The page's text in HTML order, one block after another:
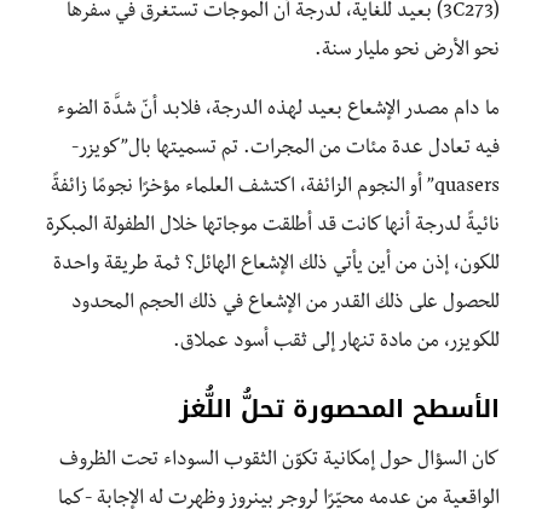
(3C273) بعيد للغاية، لدرجة أن الموجات تستغرق في سفرها
نحو الأرض نحو مليار سنة.
ما دام مصدر الإشعاع بعيد لهذه الدرجة، فلابد أنّ شدَّة الضوء
فيه تعادل عدة مئات من المجرات. تم تسميتها بال”كويزر-
quasers” أو النجوم الزائفة، اكتشف العلماء مؤخرًا نجومًا زائفةً
نائيةً لدرجة أنها كانت قد أطلقت موجاتها خلال الطفولة المبكرة
للكون، إذن من أين يأتي ذلك الإشعاع الهائل؟ ثمة طريقة واحدة
للحصول على ذلك القدر من الإشعاع في ذلك الحجم المحدود
للكويزر، من مادة تنهار إلى ثقب أسود عملاق.
الأسطح المحصورة تحلُّ اللُّغز
كان السؤال حول إمكانية تكوّن الثقوب السوداء تحت الظروف
الواقعية من عدمه محيّرًا لروجر بينروز وظهرت له الإجابة -كما